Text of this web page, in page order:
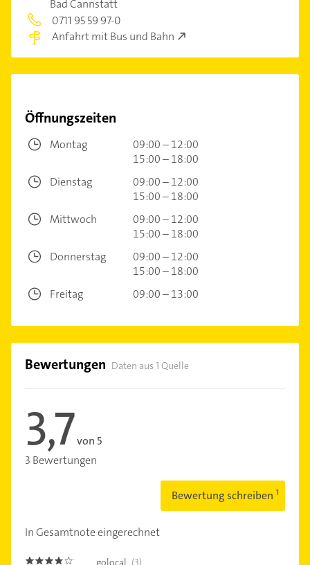
Bad Cannstatt
0711 95 59 97-0
Anfahrt mit Bus und Bahn
Öffnungszeiten
Montag
09:00 – 12:00
15:00 – 18:00
Dienstag
09:00 – 12:00
15:00 – 18:00
Mittwoch
09:00 – 12:00
15:00 – 18:00
Donnerstag
09:00 – 12:00
15:00 – 18:00
Freitag
09:00 – 13:00
Bewertungen Daten aus 1 Quelle
3,7von 5
3 Bewertungen
Bewertung schreiben
In Gesamtnote eingerechnet
3.7 golocal (3)